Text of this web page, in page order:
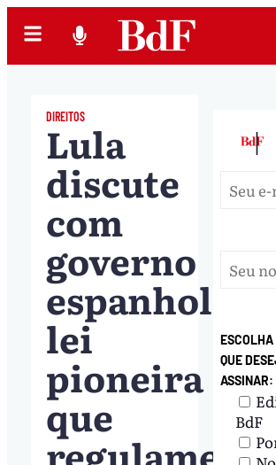
DIREITOS
Lula
discute
com
governo
espanhol
lei
pioneira
que
|
QUE
ASSINAR:
BdF